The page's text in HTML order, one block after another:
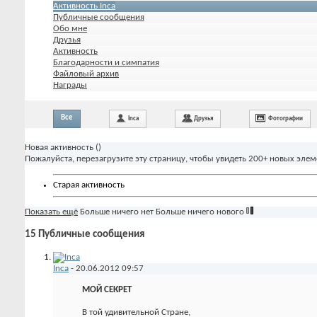
Активность Inca
Публичные сообщения
Обо мне
Друзья
Активность
Благодарности и симпатия
Файловый архив
Награды
Все Inca Друзья Фотографии
Новая активность ()
Пожалуйста, перезагрузите эту страницу, чтобы увидеть 200+ новых
Старая активность
Показать ещё Больше ничего нет Больше ничего нового
15 Публичные сообщения
Inca - 20.06.2012 09:57
МОЙ СЕКРЕТ
В той удивительной Стране,